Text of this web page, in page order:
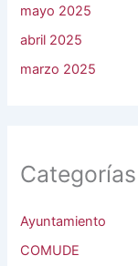
mayo 2025
abril 2025
marzo 2025
Categorías
Ayuntamiento
COMUDE